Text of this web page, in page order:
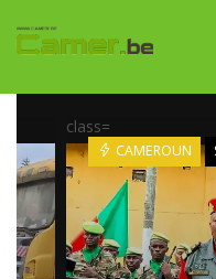
class=
CAMEROUN